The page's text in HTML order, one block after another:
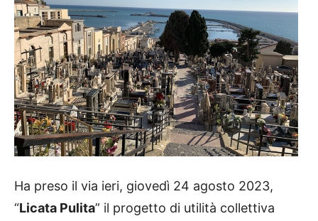
Ha preso il via ieri, giovedì 24 agosto 2023,
“Licata Pulita” il progetto di utilità collettiva